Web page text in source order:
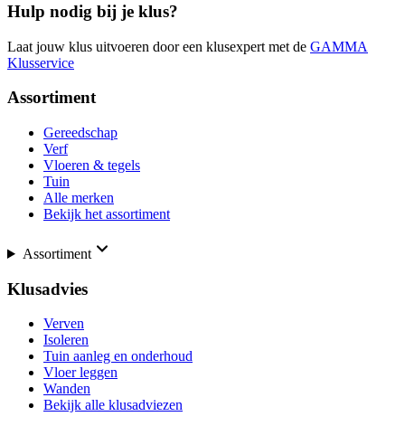
Hulp nodig bij je klus?
Laat jouw klus uitvoeren door een klusexpert met de GAMMA
Klusservice
Assortiment
Gereedschap
Verf
Vloeren & tegels
Tuin
Alle merken
Bekijk het assortiment
Assortiment
Klusadvies
Verven
Isoleren
Tuin aanleg en onderhoud
Vloer leggen
Wanden
Bekijk alle klusadviezen